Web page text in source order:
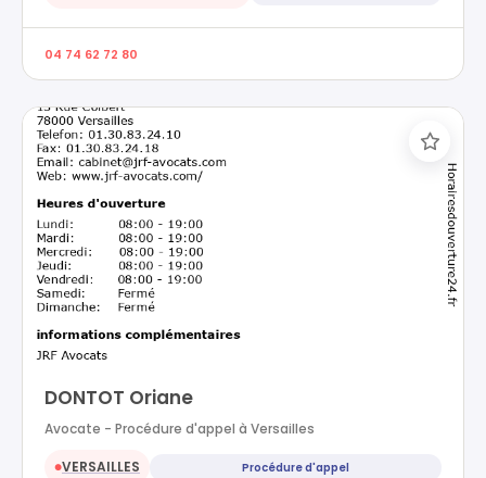
04 74 62 72 80
DONTOT Oriane
Avocate - Procédure d'appel à Versailles
●VERSAILLES Procédure d'appel